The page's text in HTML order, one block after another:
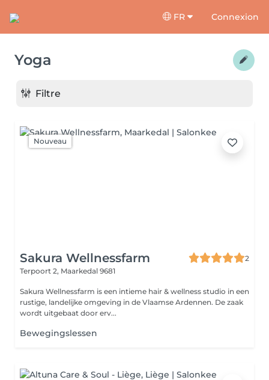
FR Connexion
Yoga
Filtre
Nouveau
Sakura Wellnessfarm
2
Terpoort 2, Maarkedal 9681
Sakura Wellnessfarm is een intieme hair & wellness studio in een
rustige, landelijke omgeving in de Vlaamse Ardennen. De zaak
wordt uitgebaat door erv...
Bewegingslessen